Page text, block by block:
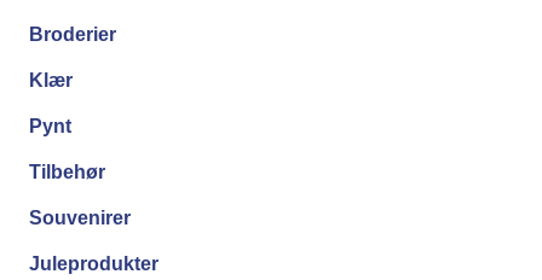
Broderier
Klær
Pynt
Tilbehør
Souvenirer
Juleprodukter